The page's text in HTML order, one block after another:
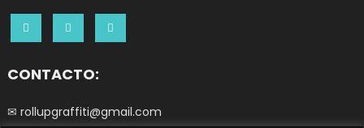
CONTACTO:
✉ rollupgraffiti@gmail.com